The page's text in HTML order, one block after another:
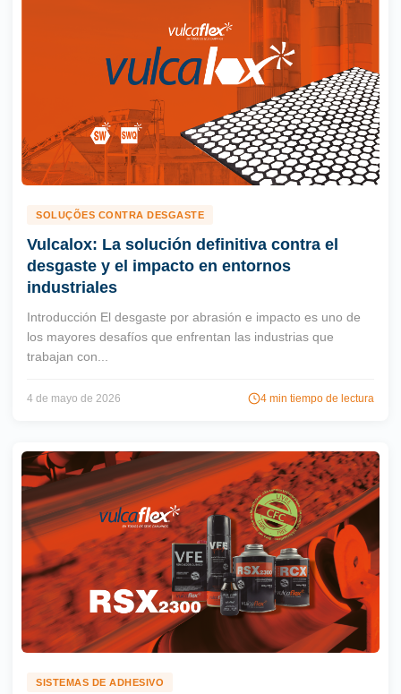
SOLUÇÕES CONTRA DESGASTE
Vulcalox: La solución definitiva contra el
desgaste y el impacto en entornos
industriales
Introducción El desgaste por abrasión e impacto es uno de
los mayores desafíos que enfrentan las industrias que
trabajan con...
4 de mayo de 2026 4 min tiempo de lectura
SISTEMAS DE ADHESIVO